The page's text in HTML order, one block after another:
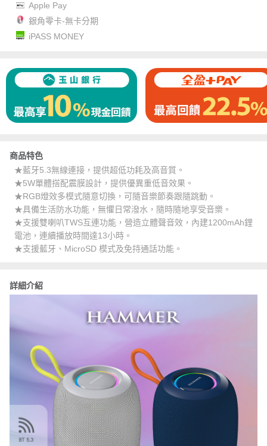
Apple Pay
銀角零卡-無卡分期
iPASS MONEY
商品特色
★藍牙5.3無線連接，提供超低功耗及高音質。
★5W單體搭配震膜設計，提供優異重低音效果。
★RGB燈效多模式隨意切換，可隨音樂節奏跟隨跳動。
★具備生活防水功能，無懼日常潑水，隨時隨地享受音樂。
★支援雙喇叭TWS互連功能，營造立體聲音效，內建1200mAh鋰
電池，連續播放時間達13小時。
★支援藍牙、MicroSD 模式及免持通話功能。
詳細介紹